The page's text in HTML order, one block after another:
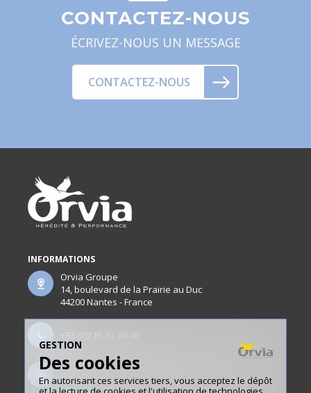
CONTACTEZ-NOUS
ÉCRIVEZ-NOUS UN MESSAGE
CONTACTEZ-NOUS
INFORMATIONS
Orvia Groupe
14, boulevard de la Prairie au Duc
44200 Nantes - France
+33 (0)2 85 52 89 00
www.linkedin.com/company/orvia/
GESTION
Des cookies
En autorisant ces services tiers, vous acceptez le dépôt